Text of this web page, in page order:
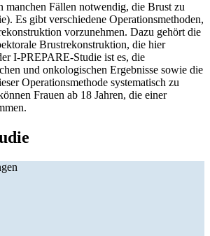
manchen Fällen notwendig, die Brust zu
Es gibt verschiedene Operationsmethoden,
vorzunehmen. Dazu gehört die
Brustrekonstruktion, die hier
I-PREPARE-Studie ist es, die
und onkologischen Ergebnisse sowie die
Operationsmethode systematisch zu
Frauen ab 18 Jahren, die einer